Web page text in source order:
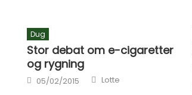
Dug
Stor debat om e-cigaretter
og rygning
Posted on
05/02/2015 Author
Lotte